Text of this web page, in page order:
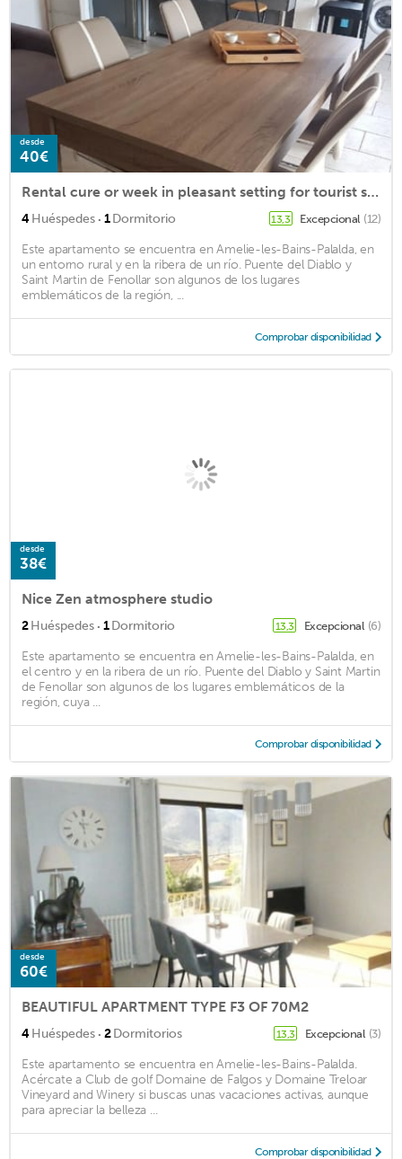
desde
40€
Rental cure or week in pleasant setting for tourist stay
4Huéspedes · 1Dormitorio 13,3 Excepcional (12)
Este apartamento se encuentra en Amelie-les-Bains-Palalda, en
un entorno rural y en la ribera de un río. Puente del Diablo y
Saint Martin de Fenollar son algunos de los lugares
emblemáticos de la región, ...
Comprobar disponibilidad
desde
38€
Nice Zen atmosphere studio
2Huéspedes · 1Dormitorio 13,3 Excepcional (6)
Este apartamento se encuentra en Amelie-les-Bains-Palalda, en
el centro y en la ribera de un río. Puente del Diablo y Saint Martin
de Fenollar son algunos de los lugares emblemáticos de la
región, cuya ...
Comprobar disponibilidad
desde
60€
BEAUTIFUL APARTMENT TYPE F3 OF 70M2
4Huéspedes · 2Dormitorios 13,3 Excepcional (3)
Este apartamento se encuentra en Amelie-les-Bains-Palalda.
Acércate a Club de golf Domaine de Falgos y Domaine Treloar
Vineyard and Winery si buscas unas vacaciones activas, aunque
para apreciar la belleza ...
Comprobar disponibilidad